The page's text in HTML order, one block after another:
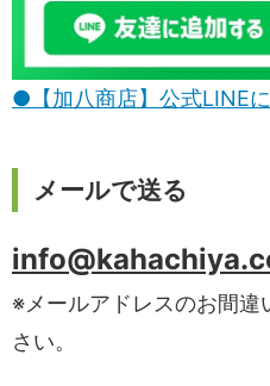
●【加八商店】公式LINE
メールで送る
※メールアドレスのお間
さい。